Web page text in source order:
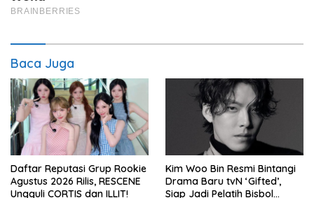
Baca Juga
Daftar Reputasi Grup Rookie
Agustus 2026 Rilis, RESCENE
Ungguli CORTIS dan ILLIT!
Kim Woo Bin Resmi Bintangi
Drama Baru tvN ‘Gifted’,
Siap Jadi Pelatih Bisbol